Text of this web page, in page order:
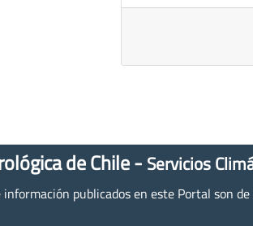
de Chile - Servicios
publicados en este Portal son